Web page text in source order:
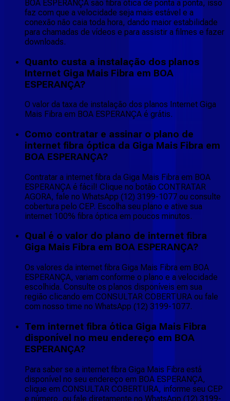
BOA ESPERANÇA são fibra ótica de ponta a ponta, isso
faz com que a velocidade seja mais estável e a
conexão não caia toda hora, dando maior estabilidade
para chamadas de vídeos e para assistir a filmes e fazer
downloads.
Quanto custa a instalação dos planos
Internet Giga Mais Fibra em BOA
ESPERANÇA?
O valor da taxa de instalação dos planos Internet Giga
Mais Fibra em BOA ESPERANÇA é grátis.
Como contratar e assinar o plano de
internet fibra óptica da Giga Mais Fibra em
BOA ESPERANÇA?
Contratar a internet fibra da Giga Mais Fibra em BOA
ESPERANÇA é fácil! Clique no botão CONTRATAR
AGORA, fale no WhatsApp (12) 3199-1077 ou consulte
cobertura pelo CEP. Escolha seu plano e ative sua
internet 100% fibra óptica em poucos minutos.
Qual é o valor do plano de internet fibra
Giga Mais Fibra em BOA ESPERANÇA?
Os valores da internet fibra Giga Mais Fibra em BOA
ESPERANÇA, variam conforme o plano e a velocidade
escolhida. Consulte os planos disponíveis em sua
região clicando em CONSULTAR COBERTURA ou fale
com nosso time no WhatsApp (12) 3199-1077.
Tem internet fibra ótica Giga Mais Fibra
disponível no meu endereço em BOA
ESPERANÇA?
Para saber se a internet fibra Giga Mais Fibra está
disponível no seu endereço em BOA ESPERANÇA,
clique em CONSULTAR COBERTURA, informe seu CEP
e número, ou fale diretamente no WhatsApp (12) 3199-